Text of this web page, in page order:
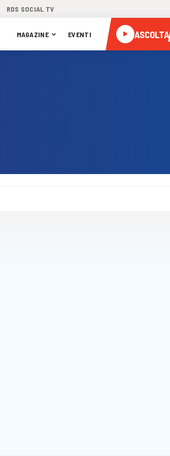
RDS SOCIAL TV
MAGAZINE EVENTI ASCOLTA